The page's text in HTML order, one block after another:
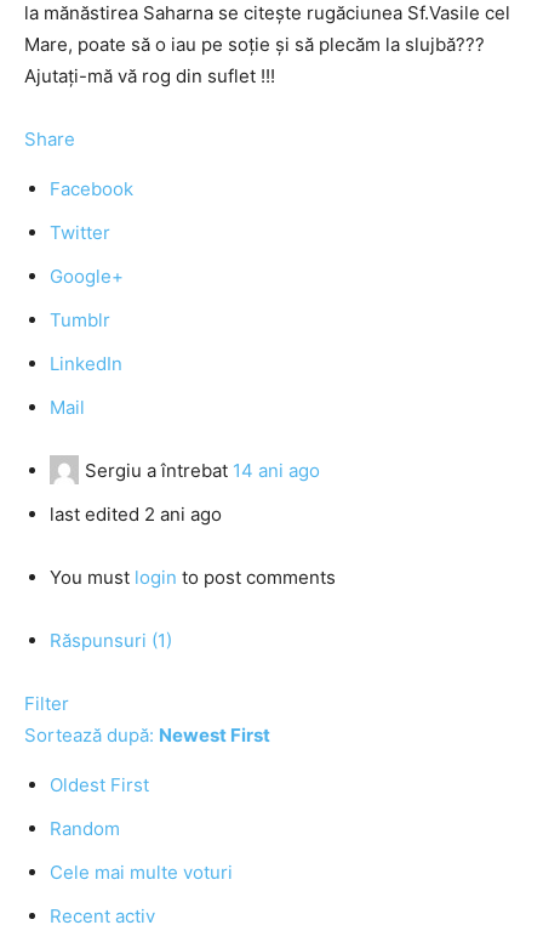
la mănăstirea Saharna se citește rugăciunea Sf.Vasile cel
Mare, poate să o iau pe soție și să plecăm la slujbă???
Ajutați-mă vă rog din suflet !!!
Share
Facebook
Twitter
Google+
Tumblr
LinkedIn
Mail
Sergiu a întrebat 14 ani ago
last edited 2 ani ago
You must login to post comments
Răspunsuri (1)
Filter
Sortează după: Newest First
Oldest First
Random
Cele mai multe voturi
Recent activ